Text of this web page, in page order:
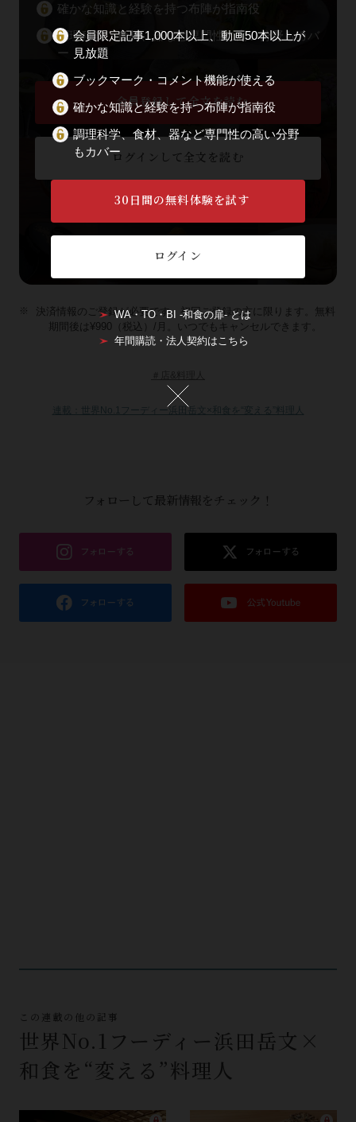
確かな知識と経験を持つ布陣が指南役
調理科学、食材、器など専門性の高い分野もカバ
ー
会員登録して全文を読む
ログインして全文を読む
決済情報のご登録が必要です。初回ご登録の方に限ります。無料
期間後は¥990（税込）/月。いつでもキャンセルできます。
連載：世界No.1フーディー浜田岳文×和食を“変える”料理人
フォローして最新情報をチェック！
この連載の他の記事
世界No.1フーディー浜田岳文×
和食を“変える”料理人
会員限定記事1,000本以上、動画50本以上が
見放題
ブックマーク・コメント機能が使える
確かな知識と経験を持つ布陣が指南役
調理科学、食材、器など専門性の高い分野
もカバー
30日間の無料体験を試す
ログイン
WA・TO・BI -和食の扉- とは
年間購読・法人契約はこちら